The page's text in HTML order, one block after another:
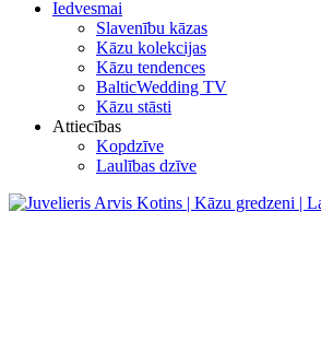
Iedvesmai
Slavenību kāzas
Kāzu kolekcijas
Kāzu tendences
BalticWedding TV
Kāzu stāsti
Attiecības
Kopdzīve
Laulības dzīve